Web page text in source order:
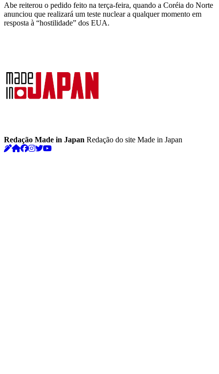
Abe reiterou o pedido feito na terça-feira, quando a Coréia do Norte
anunciou que realizará um teste nuclear a qualquer momento em
resposta à “hostilidade” dos EUA.
Redação Made in Japan Redação do site Made in Japan